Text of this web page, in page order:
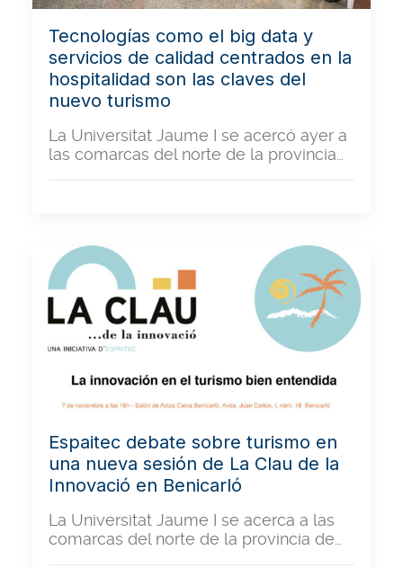
Tecnologías como el big data y
servicios de calidad centrados en la
hospitalidad son las claves del
nuevo turismo
La Universitat Jaume I se acercó ayer a
las comarcas del norte de la provincia…
Espaitec debate sobre turismo en
una nueva sesión de La Clau de la
Innovació en Benicarló
La Universitat Jaume I se acerca a las
comarcas del norte de la provincia de…